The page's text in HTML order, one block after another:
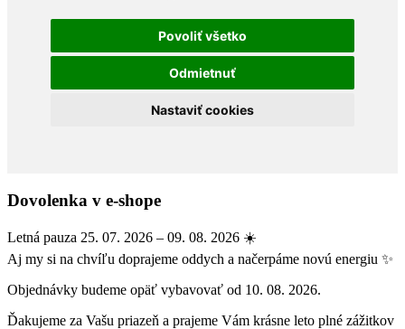
Povoliť všetko
Odmietnuť
Nastaviť cookies
Dovolenka v e-shope
Letná pauza 25. 07. 2026 – 09. 08. 2026 ☀️
Aj my si na chvíľu doprajeme oddych a načerpáme novú energiu ✨
Objednávky budeme opäť vybavovať od 10. 08. 2026.
Ďakujeme za Vašu priazeň a prajeme Vám krásne leto plné zážitkov